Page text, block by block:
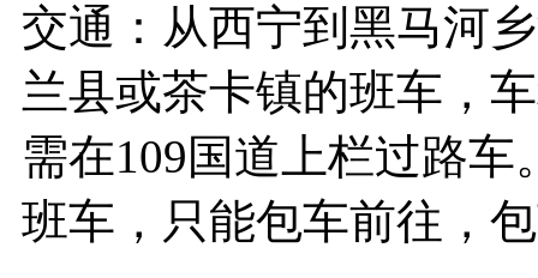
交通：从西宁到黑马河
兰县或茶卡镇的班车，
需在109国道上栏过路
班车，只能包车前往，